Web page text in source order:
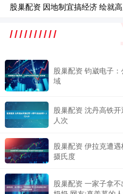
股巢配资 因地制宜搞经济 绘就
股巢配资 钧崴电子
域
股巢配资 沈丹高铁
人次
股巢配资 伊拉克遭
摄氏度
股巢配资 一家子拿